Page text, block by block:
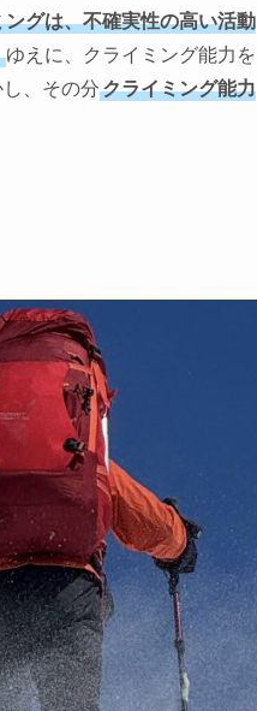
グは、不確実性の高い活動
ゆえに、クライミング能力を
、その分クライミング能力